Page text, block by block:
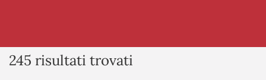
245 risultati trovati